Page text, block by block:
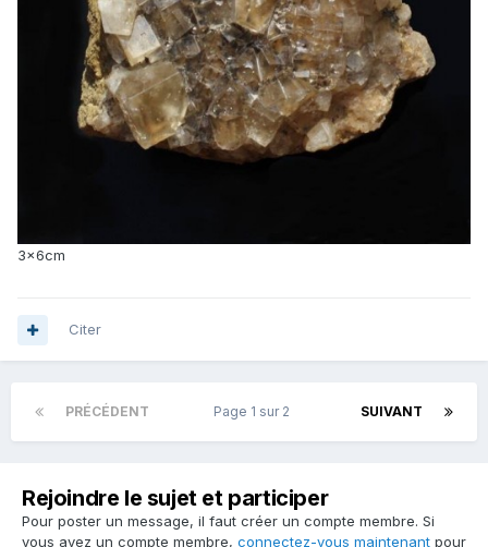
3x6cm
Citer
PRÉCÉDENT SUIVANT
Page 1 sur 2
Rejoindre le sujet et participer
Pour poster un message, il faut créer un compte membre. Si
vous avez un compte membre, connectez-vous maintenant pour